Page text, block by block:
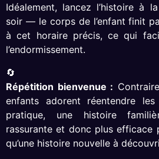
Idéalement, lancez l’histoire à
soir — le corps de l’enfant finit
à cet horaire précis, ce qui
l’endormissement.
🔄
Répétition bienvenue :
enfants adorent réentendre
pratique, une histoire
rassurante et donc plus efficace
qu’une histoire nouvelle à